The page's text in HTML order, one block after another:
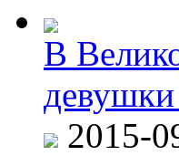
В
2015-